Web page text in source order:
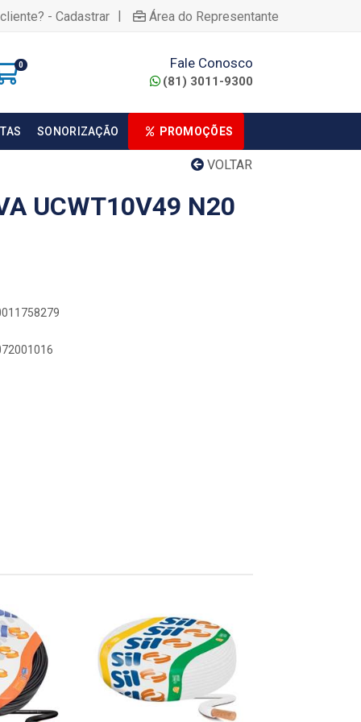
- Cadastrar | Área do Representante
0 Fale Conosco
(81) 3011-9300
SONORIZAÇÃO PROMOÇÕES
VOLTAR
UCWT10V49 N20